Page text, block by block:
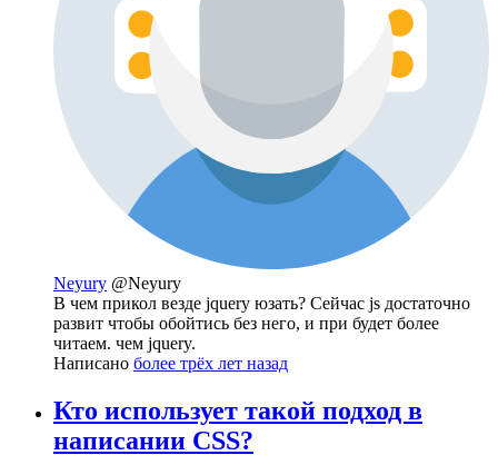
Neyury @Neyury
В чем прикол везде jquery юзать? Сейчас js достаточно
развит чтобы обойтись без него, и при будет более
читаем. чем jquery.
Написано более трёх лет назад
Кто использует такой подход в
написании CSS?